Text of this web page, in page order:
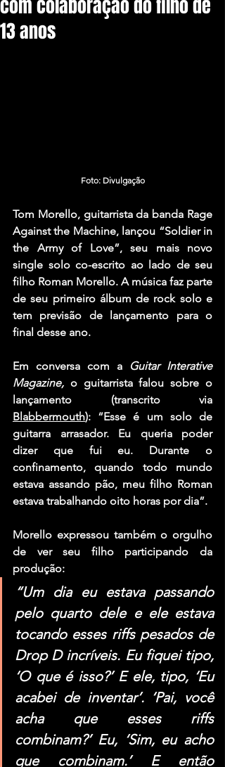
com colaboração do filho de
13 anos
Foto: Divulgação
Tom Morello, guitarrista da banda Rage
Against the Machine, lançou “Soldier in
the Army of Love”, seu mais novo
single solo co-escrito ao lado de seu
filho Roman Morello. A música faz parte
de seu primeiro álbum de rock solo e
tem previsão de lançamento para o
final desse ano.
Em conversa com a
Guitar Interative
Magazine, o guitarrista falou sobre o
Blabbermouth): “Esse é um solo de
guitarra arrasador. Eu queria poder
dizer que fui eu. Durante o
confinamento, quando todo mundo
estava assando pão, meu filho Roman
estava trabalhando oito horas por dia”.
Morello expressou também o orgulho
de ver seu filho participando da
produção:
“Um dia eu estava passando
pelo quarto dele e ele estava
tocando esses riffs pesados ​​de
Drop D incríveis. Eu fiquei tipo,
‘O que é isso?’ E ele, tipo, ‘Eu
acabei de inventar’. ‘Pai, você
acha que esses riffs
combinam?’ Eu, ‘Sim, eu acho
que combinam.’ E então